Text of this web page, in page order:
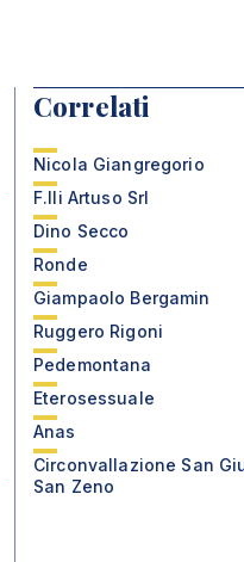
Correlati
Nicola Giangregorio
F.lli Artuso Srl
Dino Secco
Ronde
Giampaolo Bergamin
Ruggero Rigoni
Pedemontana
Eterosessuale
Anas
Circonvallazione San
San Zeno